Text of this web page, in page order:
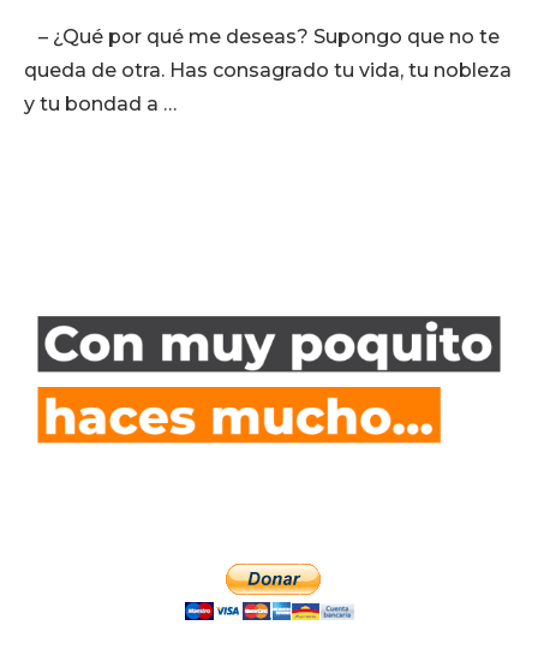
– ¿Qué por qué me deseas? Supongo que no te
queda de otra. Has consagrado tu vida, tu nobleza
y tu bondad a …